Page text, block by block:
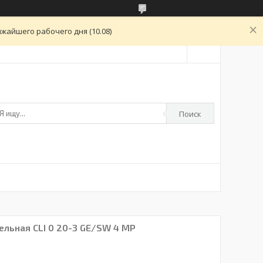
рабочего дня (10.08)
Поиск
CLI 0 20-3 GE/SW 4 MP